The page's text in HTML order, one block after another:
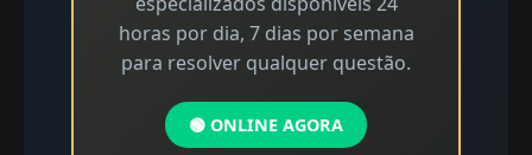
horas por dia, 7 dias por semana
para resolver qualquer questão.
🟢 ONLINE AGORA